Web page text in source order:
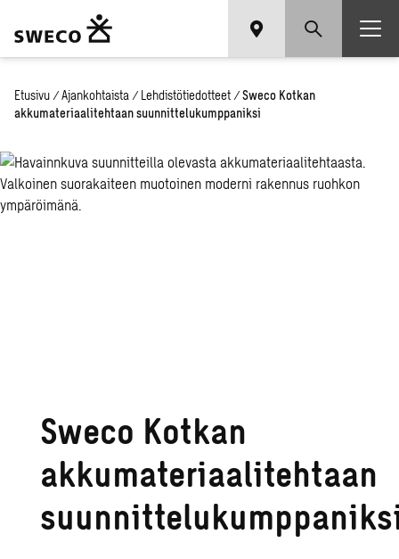
Etusivu / Ajankohtaista / Lehdistötiedotteet / Sweco Kotkan
akkumateriaalitehtaan suunnittelukumppaniksi
Sweco Kotkan
akkumateriaalitehtaan